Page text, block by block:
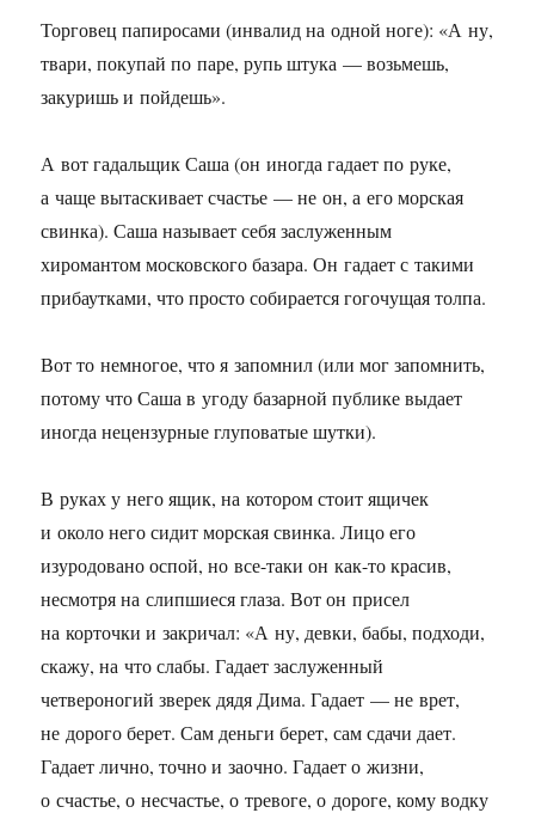
Торговец папиросами (инвалид на одной ноге): «А ну,
твари, покупай по паре, рупь штука — возьмешь,
закуришь и пойдешь».
А вот гадальщик Саша (он иногда гадает по руке,
а чаще вытаскивает счастье — не он, а его морская
свинка). Саша называет себя заслуженным
хиромантом московского базара. Он гадает с такими
прибаутками, что просто собирается гогочущая толпа.
Вот то немногое, что я запомнил (или мог запомнить,
потому что Саша в угоду базарной публике выдает
иногда нецензурные глуповатые шутки).
В руках у него ящик, на котором стоит ящичек
и около него сидит морская свинка. Лицо его
изуродовано оспой, но все-таки он как-то красив,
несмотря на слипшиеся глаза. Вот он присел
на корточки и закричал: «А ну, девки, бабы, подходи,
скажу, на что слабы. Гадает заслуженный
четвероногий зверек дядя Дима. Гадает — не врет,
не дорого берет. Сам деньги берет, сам сдачи дает.
Гадает лично, точно и заочно. Гадает о жизни,
о счастье, о несчастье, о тревоге, о дороге, кому водку